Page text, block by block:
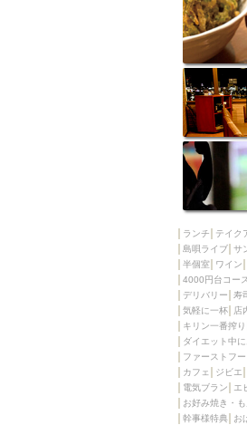
ランチ テイク
島唄ライブ サ
半個室
ワイン
4000円台コース
デリバリー
寿
気軽に一杯
店
キリン一番搾り
ダイエット中
ファーストフー
カフェ
ジビエ
電気ブラン
エ
お好み焼き・
幹事様特典
お